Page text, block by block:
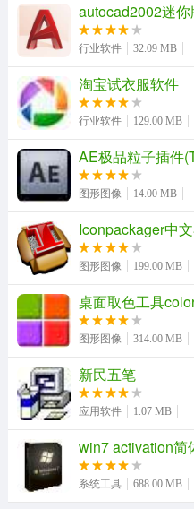
3、打开qq的聊天窗口，
表情包即可
autocad2002迷你
行业软件 32.09 MB
淘宝试衣服软件
行业软件 129.00 MB
AE极品粒子插件
图形图像 14.00 MB
Iconpackager中
图形图像 199.00 MB
桌面取色工具
图形图像 314.00 MB
新民五笔
应用软件 1.07 MB
win7 activation简
系统工具 688.00 MB